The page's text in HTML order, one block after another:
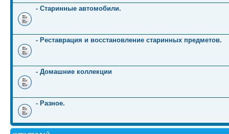
- Старинные автомобили.
- Реставрация и восстановление старинных предметов.
- Домашние коллекции
- Разное.